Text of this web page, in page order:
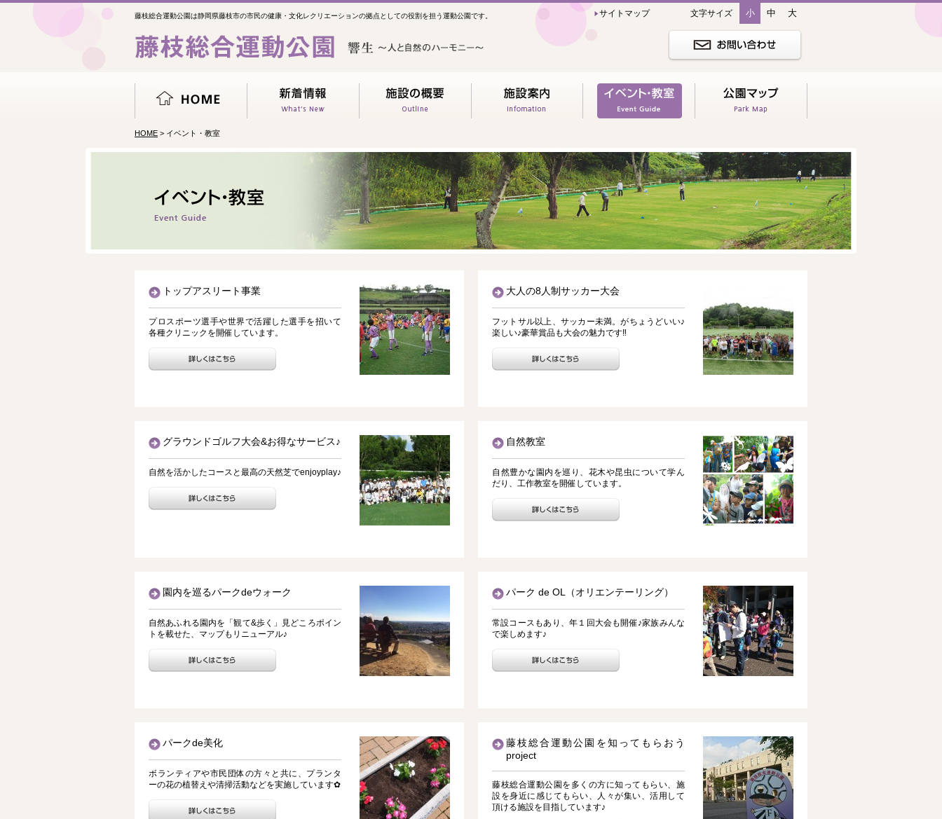
藤枝総合運動公園は静岡県藤枝市の市民の健康・文化レクリエーションの拠点としての役割を担う運動公園です。 文字サイズ 小 中 大
サイトマップ
HOME > イベント・教室
トップアスリート事業
プロスポーツ選手や世界で活躍した選手を招いて
各種クリニックを開催しています。
大人の8人制サッカー大会
フットサル以上、サッカー未満。がちょうどいい♪
楽しい♪豪華賞品も大会の魅力です‼
グラウンドゴルフ大会&お得なサービス♪
自然を活かしたコースと最高の天然芝でenjoyplay♪
自然教室
自然豊かな園内を巡り、花木や昆虫について学ん
だり、工作教室を開催しています。
園内を巡るパークdeウォーク
自然あふれる園内を「観て&歩く」見どころポイン
トを載せた、マップもリニューアル♪
パーク de OL（オリエンテーリング）
常設コースもあり、年１回大会も開催♪家族みんな
で楽しめます♪
パークde美化
ボランティアや市民団体の方々と共に、プランタ
ーの花の植替えや清掃活動などを実施しています✿
藤枝総合運動公園を知ってもらおう
project
藤枝総合運動公園を多くの方に知ってもらい、施
設を身近に感じてもらい、人々が集い、活用して
頂ける施設を目指しています♪